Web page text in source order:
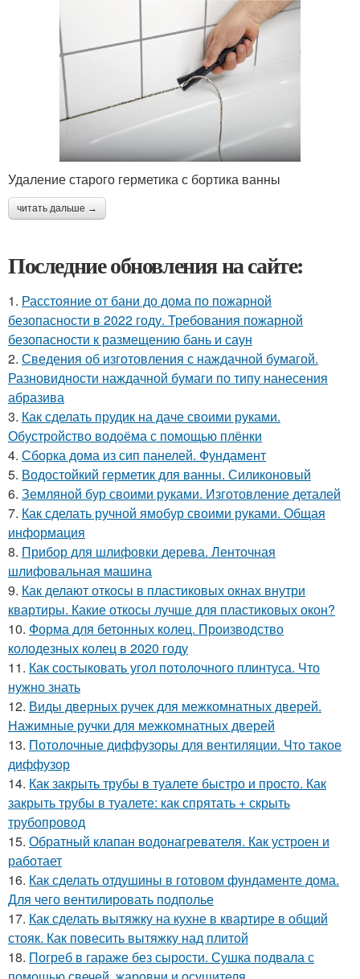
Удаление старого герметика с бортика ванны
читать дальше →
Последние обновления на сайте:
1. Расстояние от бани до дома по пожарной
безопасности в 2022 году. Требования пожарной
безопасности к размещению бань и саун
2. Сведения об изготовления с наждачной бумагой.
Разновидности наждачной бумаги по типу нанесения
абразива
3. Как сделать прудик на даче своими руками.
Обустройство водоёма с помощью плёнки
4. Сборка дома из сип панелей. Фундамент
5. Водостойкий герметик для ванны. Силиконовый
6. Земляной бур своими руками. Изготовление деталей
7. Как сделать ручной ямобур своими руками. Общая
информация
8. Прибор для шлифовки дерева. Ленточная
шлифовальная машина
9. Как делают откосы в пластиковых окнах внутри
квартиры. Какие откосы лучше для пластиковых окон?
10. Форма для бетонных колец. Производство
колодезных колец в 2020 году
11. Как состыковать угол потолочного плинтуса. Что
нужно знать
12. Виды дверных ручек для межкомнатных дверей.
Нажимные ручки для межкомнатных дверей
13. Потолочные диффузоры для вентиляции. Что такое
диффузор
14. Как закрыть трубы в туалете быстро и просто. Как
закрыть трубы в туалете: как спрятать + скрыть
трубопровод
15. Обратный клапан водонагревателя. Как устроен и
работает
16. Как сделать отдушины в готовом фундаменте дома.
Для чего вентилировать подполье
17. Как сделать вытяжку на кухне в квартире в общий
стояк. Как повесить вытяжку над плитой
18. Погреб в гараже без сырости. Сушка подвала с